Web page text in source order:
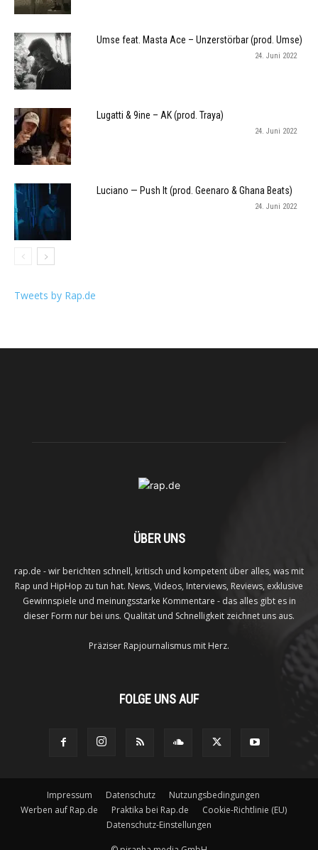
Umse feat. Masta Ace – Unzerstörbar (prod. Umse)
24. Juni 2022
Lugatti & 9ine – AK (prod. Traya)
24. Juni 2022
Luciano — Push It (prod. Geenaro & Ghana Beats)
24. Juni 2022
Tweets by Rap.de
ÜBER UNS
rap.de - wir berichten schnell, kritisch und kompetent über alles, was mit
Rap und HipHop zu tun hat. News, Videos, Interviews, Reviews, exklusive
Gewinnspiele und meinungsstarke Kommentare - das alles gibt es in
dieser Form nur bei uns. Qualität und Schnelligkeit zeichnet uns aus.
Präziser Rapjournalismus mit Herz.
FOLGE UNS AUF
Impressum Datenschutz
Nutzungsbedingungen
Werben auf Rap.de
Praktika bei Rap.de
Cookie-Richtlinie (EU)
Datenschutz-Einstellungen